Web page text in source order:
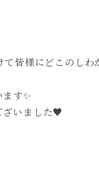
皆様にどこのし
す✨
ざいました♥️